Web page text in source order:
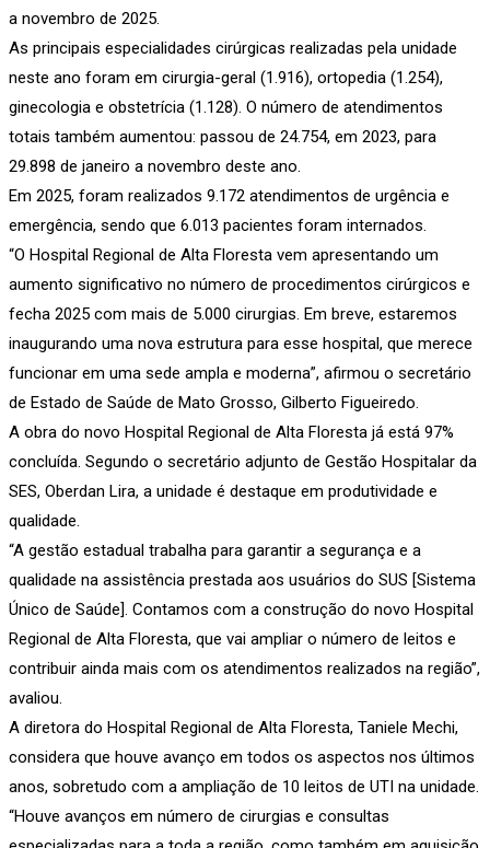
a novembro de 2025.
As principais especialidades cirúrgicas realizadas pela unidade
neste ano foram em cirurgia-geral (1.916), ortopedia (1.254),
ginecologia e obstetrícia (1.128). O número de atendimentos
totais também aumentou: passou de 24.754, em 2023, para
29.898 de janeiro a novembro deste ano.
Em 2025, foram realizados 9.172 atendimentos de urgência e
emergência, sendo que 6.013 pacientes foram internados.
“O Hospital Regional de Alta Floresta vem apresentando um
aumento significativo no número de procedimentos cirúrgicos e
fecha 2025 com mais de 5.000 cirurgias. Em breve, estaremos
inaugurando uma nova estrutura para esse hospital, que merece
funcionar em uma sede ampla e moderna”, afirmou o secretário
de Estado de Saúde de Mato Grosso, Gilberto Figueiredo.
A obra do novo Hospital Regional de Alta Floresta já está 97%
concluída. Segundo o secretário adjunto de Gestão Hospitalar da
SES, Oberdan Lira, a unidade é destaque em produtividade e
qualidade.
“A gestão estadual trabalha para garantir a segurança e a
qualidade na assistência prestada aos usuários do SUS [Sistema
Único de Saúde]. Contamos com a construção do novo Hospital
Regional de Alta Floresta, que vai ampliar o número de leitos e
contribuir ainda mais com os atendimentos realizados na região”,
avaliou.
A diretora do Hospital Regional de Alta Floresta, Taniele Mechi,
considera que houve avanço em todos os aspectos nos últimos
anos, sobretudo com a ampliação de 10 leitos de UTI na unidade.
“Houve avanços em número de cirurgias e consultas